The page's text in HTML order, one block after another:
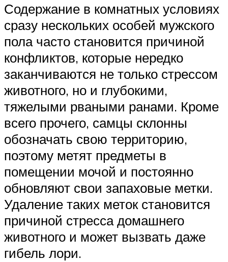
Содержание в комнатных условиях
сразу нескольких особей мужского
пола часто становится причиной
конфликтов, которые нередко
заканчиваются не только стрессом
животного, но и глубокими,
тяжелыми рваными ранами. Кроме
всего прочего, самцы склонны
обозначать свою территорию,
поэтому метят предметы в
помещении мочой и постоянно
обновляют свои запаховые метки.
Удаление таких меток становится
причиной стресса домашнего
животного и может вызвать даже
гибель лори.